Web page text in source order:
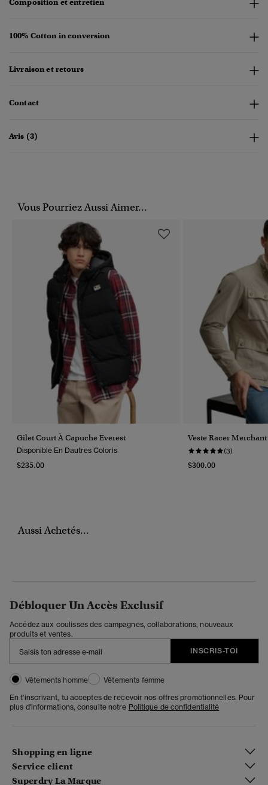
Composition et entretien
100% Cotton in conversion
Livraison et retours
Contact
Avis (3)
Vous Pourriez Aussi Aimer...
Gilet Court À Capuche Everest
Disponible En Dautres Coloris
$235.00
Veste Racer
(3)
$300.00
Aussi Achetés...
Débloquer Un Accès Exclusif
Accédez aux coulisses des campagnes, collaborations, nouveaux
produits et ventes.
INSCRIS-TOI
Vêtements homme
Vêtements femme
En t'inscrivant, tu acceptes de recevoir nos offres promotionnelles. Pour
plus d'informations, consulte notre Politique de confidentialité
Shopping en ligne
Service client
Superdry La Marque